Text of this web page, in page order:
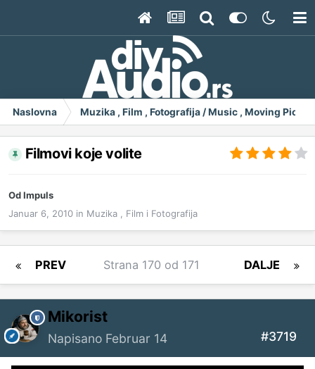
Naslovna Muzika , Film , Fotografija / Music , Moving
Filmovi koje volite
OdImpuls
Januar 6, 2010 in Muzika , Film i Fotografija
PREV DALJE
Strana 170 od 171
Mikorist
Napisano Februar 14 #3719